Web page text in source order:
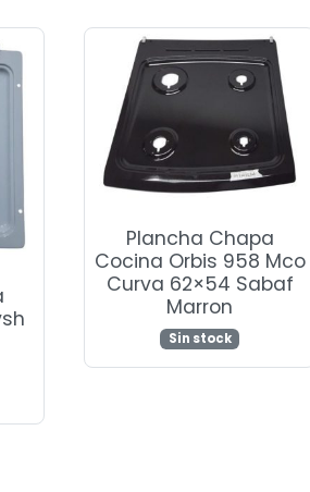
Plancha Chapa
Cocina Orbis 958 Mco
Curva 62×54 Sabaf
Marron
Sin stock